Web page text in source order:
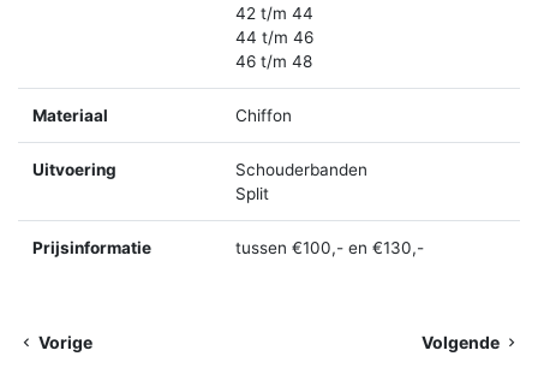
42 t/m 44
44 t/m 46
46 t/m 48
Materiaal Chiffon
Uitvoering
Schouderbanden
Split
Prijsinformatie tussen €100,- en €130,-
Vorige Volgende